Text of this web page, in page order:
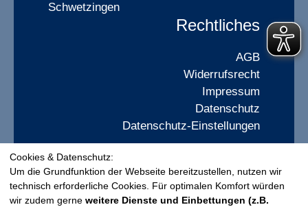
Schwetzingen
Rechtliches
AGB
Widerrufsrecht
Impressum
Datenschutz
Datenschutz-Einstellungen
Cookies & Datenschutz:
Um die Grundfunktion der Webseite bereitzustellen, nutzen wir
technisch erforderliche Cookies. Für optimalen Komfort würden
wir zudem gerne weitere Dienste und Einbettungen (z.B.